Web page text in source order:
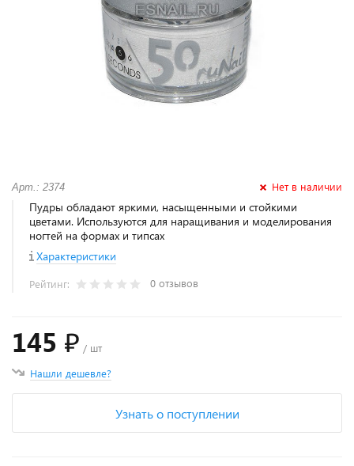
Арт.: 2374 Нет в наличии
Пудры обладают яркими, насыщенными и стойкими
цветами. Используются для наращивания и моделирования
ногтей на формах и типсах
Характеристики
Рейтинг: 0 отзывов
145 ₽ / шт
Нашли дешевле?
Узнать о поступлении